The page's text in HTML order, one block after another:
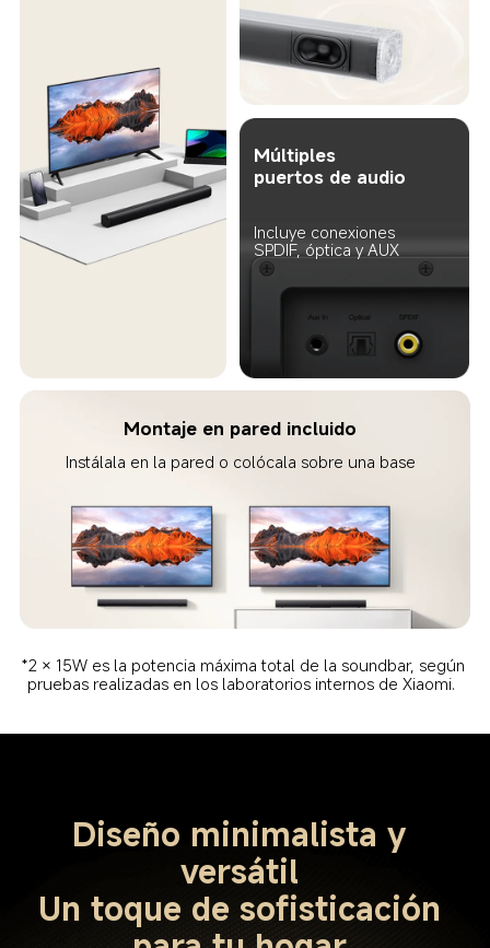
Múltiples
puertos de audio
Incluye conexiones
SPDIF, óptica y AUX
Montaje en pared incluido
Instálala en la pared o colócala sobre una base
*2 × 15W es la potencia máxima total de la soundbar, según
pruebas realizadas en los laboratorios internos de Xiaomi.
Diseño minimalista y
versátil
Un toque de sofisticación